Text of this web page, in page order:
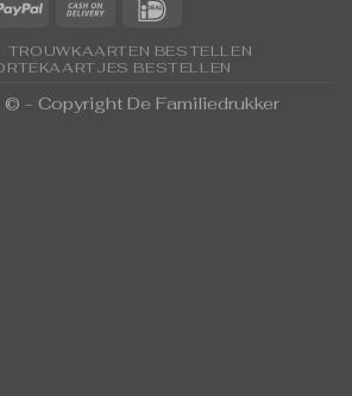
TROUWKAARTEN BESTELLEN
BESTELLEN
- Copyright De Familiedrukker